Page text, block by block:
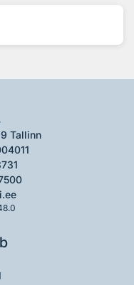
Tallinn